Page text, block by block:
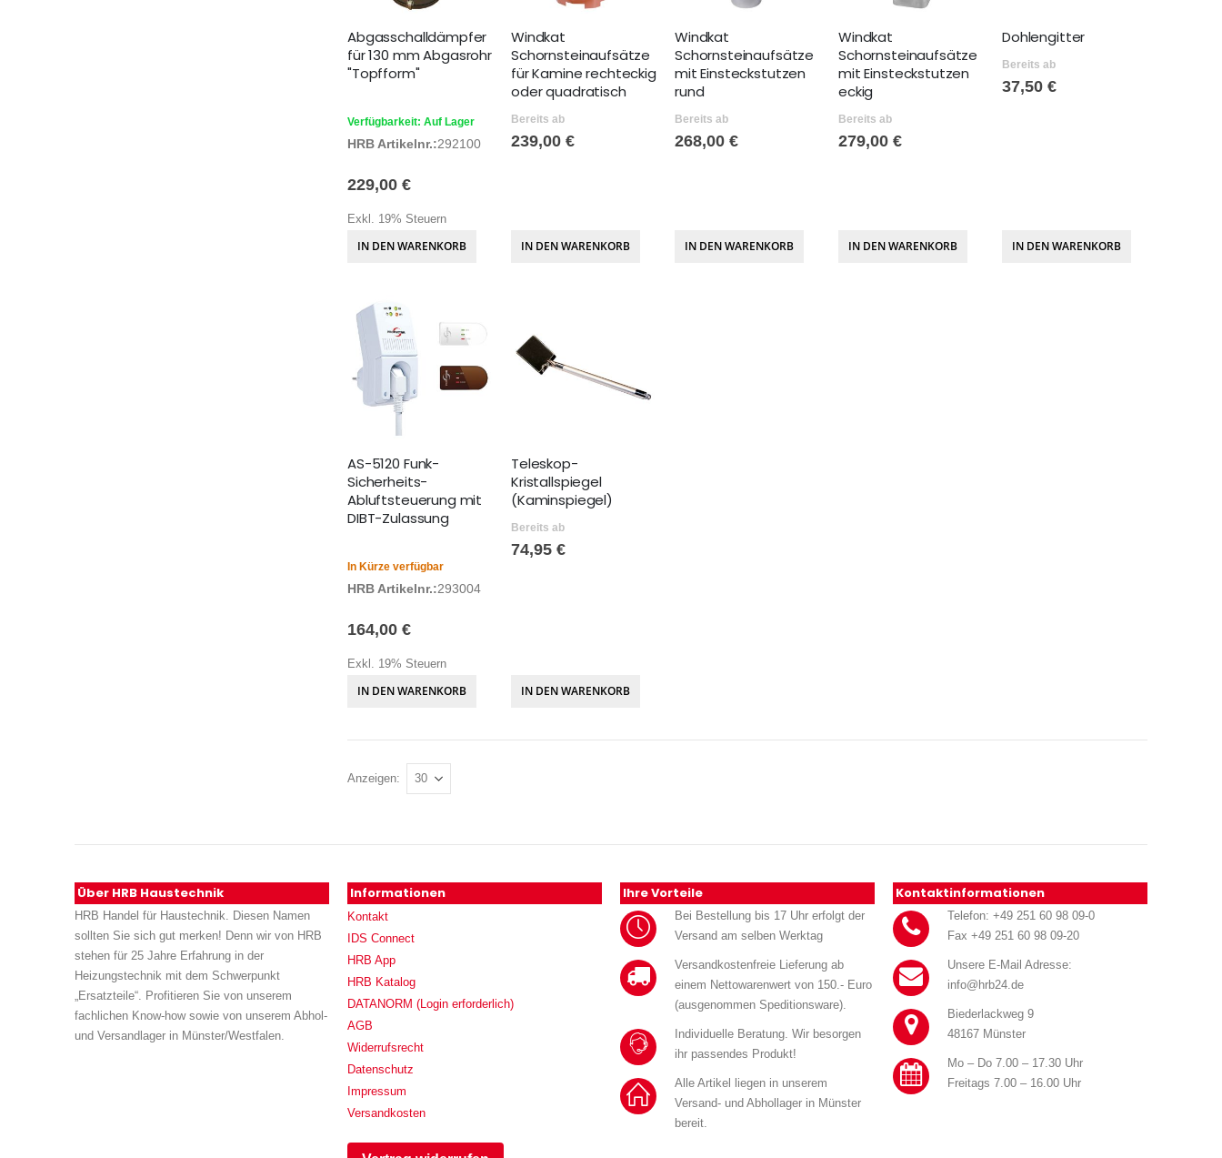
Abgasschalldämpfer
für 130 mm Abgasrohr
"Topfform"
Verfügbarkeit: Auf Lager
HRB Artikelnr.:292100
229,00 €
Exkl. 19% Steuern
IN DEN WARENKORB
Windkat
Schornsteinaufsätze
für Kamine rechteckig
oder quadratisch
Bereits ab
239,00 €
IN DEN WARENKORB
Windkat
Schornsteinaufsätze
mit Einsteckstutzen
rund
Bereits ab
268,00 €
IN DEN WARENKORB
Windkat
Schornsteinaufsätze
mit Einsteckstutzen
eckig
Bereits ab
279,00 €
IN DEN WARENKORB
Dohlengitter
Bereits ab
37,50 €
IN DEN WARENKORB
AS-5120 Funk-
Sicherheits-
Abluftsteuerung mit
DIBT-Zulassung
In Kürze verfügbar
HRB Artikelnr.:293004
164,00 €
Exkl. 19% Steuern
IN DEN WARENKORB
Teleskop-
Kristallspiegel
(Kaminspiegel)
Bereits ab
74,95 €
IN DEN WARENKORB
Anzeigen
Über HRB Haustechnik
HRB Handel für Haustechnik. Diesen Namen
sollten Sie sich gut merken! Denn wir von HRB
stehen für 25 Jahre Erfahrung in der
Heizungstechnik mit dem Schwerpunkt
„Ersatzteile“. Profitieren Sie von unserem
fachlichen Know-how sowie von unserem Abhol-
und Versandlager in Münster/Westfalen.
Informationen
Kontakt
IDS Connect
HRB App
HRB Katalog
DATANORM (Login erforderlich)
AGB
Widerrufsrecht
Datenschutz
Impressum
Versandkosten
Ihre Vorteile
Bei Bestellung bis 17 Uhr erfolgt der
Versand am selben Werktag
Versandkostenfreie Lieferung ab
einem Nettowarenwert von 150.- Euro
(ausgenommen Speditionsware).
Individuelle Beratung. Wir besorgen
ihr passendes Produkt!
Alle Artikel liegen in unserem
Versand- und Abhollager in Münster
bereit.
Kontaktinformationen
Telefon: +49 251 60 98 09-0
Fax +49 251 60 98 09-20
Unsere E-Mail Adresse:
info@hrb24.de
Biederlackweg 9
48167 Münster
Mo – Do 7.00 – 17.30 Uhr
Freitags 7.00 – 16.00 Uhr